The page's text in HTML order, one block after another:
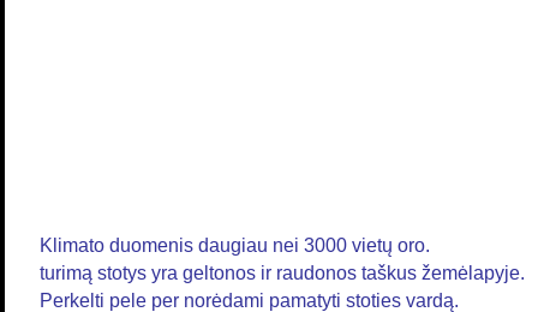
Klimato duomenis daugiau nei 3000 vietų oro.
turimą stotys yra geltonos ir raudonos taškus žemėlapyje.
Perkelti pele per norėdami pamatyti stoties vardą.